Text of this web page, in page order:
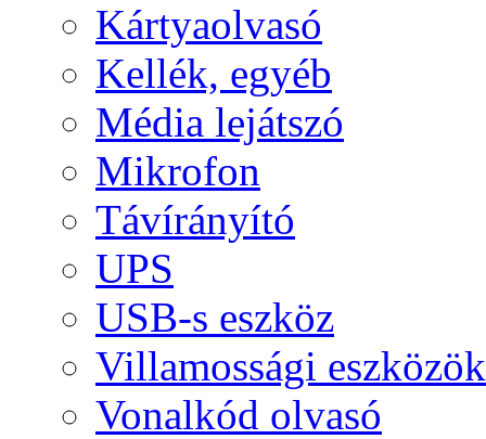
Kártyaolvasó
Kellék, egyéb
Média lejátszó
Mikrofon
Távírányító
UPS
USB-s eszköz
Villamossági eszközök
Vonalkód olvasó